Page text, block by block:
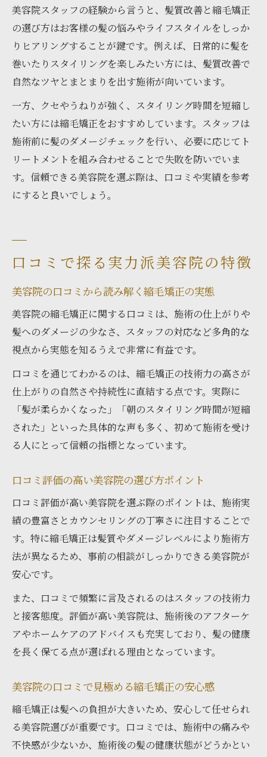
美容院スタッフの経験から言うと、髪質改善と縮毛矯正
の選び方はお客様の髪の悩みやライフスタイルをしっか
りヒアリングすることが鍵です。例えば、日常的に髪を
巻いたりスタイリングを楽しみたい方には、髪質改善で
自然なツヤとまとまりを出す施術が向いています。
一方、クセやうねりが強く、スタイリング時間を短縮し
たい方には縮毛矯正をおすすめしています。スタッフは
施術前に髪のダメージチェックを行い、必要に応じてト
リートメントを組み合わせることで失敗を防いでいま
す。信頼できる美容院を選ぶ際は、口コミや実績を参考
にすると良いでしょう。
口コミで探る実力派美容院の特徴
美容院の口コミから読み解く縮毛矯正の実態
美容院の縮毛矯正に関する口コミは、施術の仕上がりや
髪へのダメージの少なさ、スタッフの対応など多角的な
視点から実態を知るうえで非常に有益です。
口コミを通じてわかるのは、縮毛矯正の技術力の高さが
仕上がりの自然さや持続性に直結する点です。実際に
「髪が柔らかくなった」「朝のスタイリング時間が短縮
された」といった具体的な声も多く、初めて施術を受け
る人にとって信頼の指標となっています。
口コミ評価の高い美容院の選び方ポイント
口コミ評価が高い美容院を選ぶ際のポイントは、施術実
績の豊富さとカウンセリングの丁寧さに注目することで
す。特に縮毛矯正は髪質やダメージレベルにより施術方
法が異なるため、事前の相談がしっかりできる美容院が
安心です。
また、口コミで頻繁に言及されるのはスタッフの技術力
と接客態度。評価が高い美容院は、施術後のアフターケ
アやホームケアのアドバイスも充実しており、髪の健康
を長く保てる点が選ばれる理由となっています。
美容院の口コミで見極める縮毛矯正の安心感
縮毛矯正は髪への負担が大きいため、安心して任せられ
る美容院選びが重要です。口コミでは、施術中の痛みや
不快感が少ないか、施術後の髪の健康状態がどうかとい